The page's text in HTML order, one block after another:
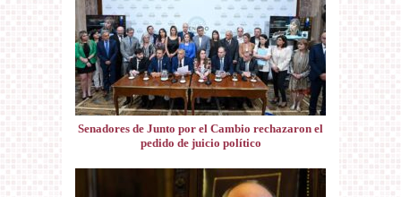
Senadores de Junto por el Cambio rechazaron el
pedido de juicio político